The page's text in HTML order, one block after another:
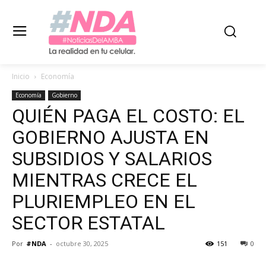
Inicio Economía
Economía Gobierno
QUIÉN PAGA EL COSTO: EL
GOBIERNO AJUSTA EN
SUBSIDIOS Y SALARIOS
MIENTRAS CRECE EL
PLURIEMPLEO EN EL
SECTOR ESTATAL
Por #NDA - octubre 30, 2025 0
151